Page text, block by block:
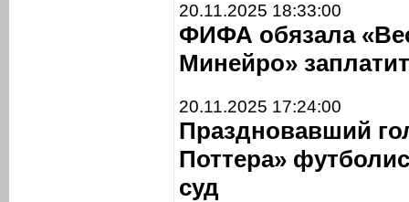
20.11.2025 18:33:00
ФИФА обязала
Минейро»
20.11.2025 17:24:00
Праздновавший
Поттера»
суд